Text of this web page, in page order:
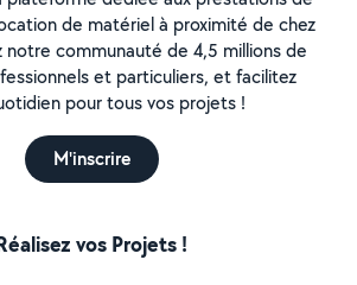
de matériel à proximité de chez
notre communauté de 4,5 millions de
et particuliers, et facilitez
pour tous vos projets !
M'inscrire
vos Projets !